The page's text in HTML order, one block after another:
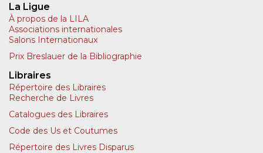
La Ligue
À propos de la LILA
Associations internationales
Salons Internationaux
Prix Breslauer de la Bibliographie
Libraires
Répertoire des Libraires
Recherche de Livres
Catalogues des Libraires
Code des Us et Coutumes
Répertoire des Livres Disparus